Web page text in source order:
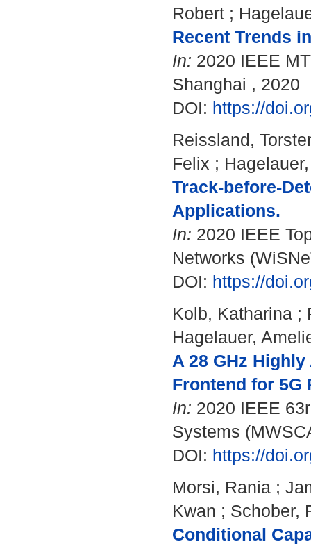
Robert ;
Recent Trends
In: 2020 IEEE
Shanghai , 2020
DOI: https://
Reissland,
Felix ;
Track-before-
Applications.
In: 2020 IEEE
Networks
DOI: https://
Kolb, Katharina ;
Hagelauer,
A 28 GHz
Frontend for 5G
In: 2020 IEEE
Systems
DOI: https://
Morsi, Rania ;
Kwan ; Schober,
Conditional